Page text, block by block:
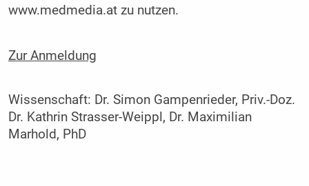
www.medmedia.at zu nutzen.
Zur Anmeldung
Wissenschaft: Dr. Simon Gampenrieder, Priv.-Doz.
Dr. Kathrin Strasser-Weippl, Dr. Maximilian
Marhold, PhD